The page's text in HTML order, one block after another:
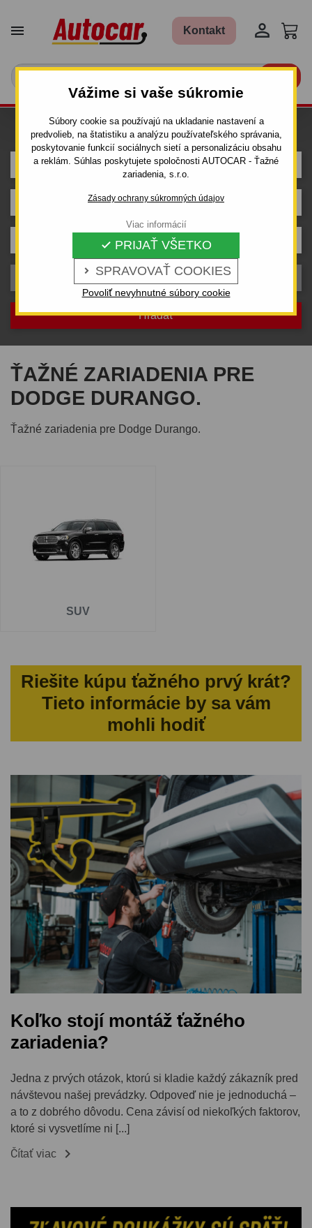
Vážime si vaše súkromie
Súbory cookie sa používajú na ukladanie nastavení a
predvolieb, na štatistiku a analýzu používateľského správania,
poskytovanie funkcií sociálnych sietí a personalizáciu obsahu
a reklám. Súhlas poskytujete spoločnosti AUTOCAR - Ťažné
zariadenia, s.r.o.
Zásady ochrany súkromných údajov
 SPRAVOVAŤ COOKIES
 PRIJAŤ VŠETKO
Povoliť nevyhnutné súbory cookie
Viac informácií
 Kontakt 
Hľadám ťažné pre auto
DODGE
ŤAŽNÉ ZARIADENIA PRE
DODGE DURANGO.
Ťažné zariadenia pre Dodge Durango.
SUV
Riešite kúpu ťažného prvý krát?
Tieto informácie by sa vám
mohli hodiť
Koľko stojí montáž ťažného
zariadenia?
Jedna z prvých otázok, ktorú si kladie každý zákazník pred
návštevou našej prevádzky. Odpoveď nie je jednoduchá –
a to z dobrého dôvodu. Cena závisí od niekoľkých faktorov,
ktoré si vysvetlíme ni [...]
Čítať viac 